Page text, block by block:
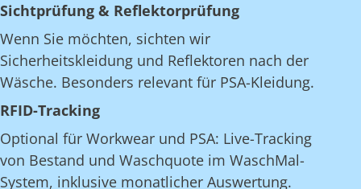
Sichtprüfung & Reflektorprüfung
Wenn Sie möchten, sichten wir
Sicherheitskleidung und Reflektoren nach der
Wäsche. Besonders relevant für PSA-Kleidung.
RFID-Tracking
Optional für Workwear und PSA: Live-Tracking
von Bestand und Waschquote im WaschMal-
System, inklusive monatlicher Auswertung.